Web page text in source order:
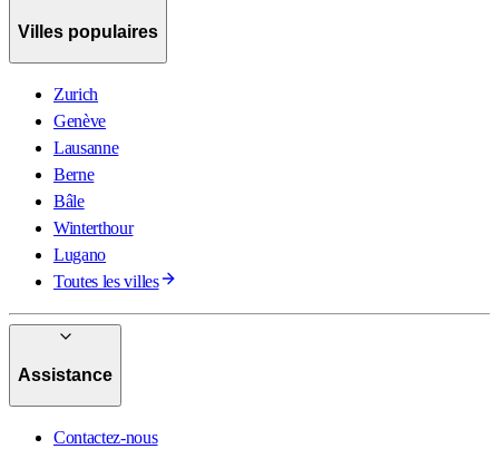
Villes populaires
Zurich
Genève
Lausanne
Berne
Bâle
Winterthour
Lugano
Toutes les villes
Assistance
Contactez-nous